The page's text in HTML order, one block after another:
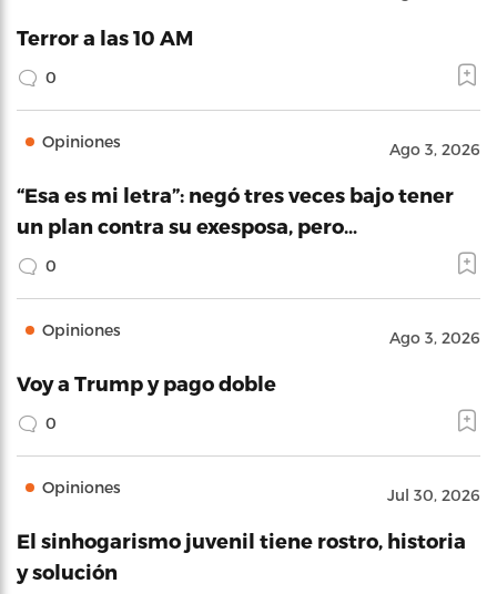
Terror a las 10 AM
0
Opiniones Ago 3, 2026
“Esa es mi letra”: negó tres veces bajo tener
un plan contra su exesposa, pero…
0
Opiniones Ago 3, 2026
Voy a Trump y pago doble
0
Opiniones Jul 30, 2026
El sinhogarismo juvenil tiene rostro, historia
y solución